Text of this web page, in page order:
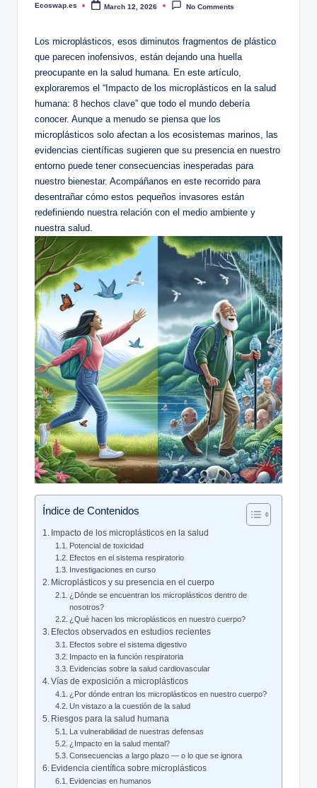
Posted
Ecoswap.es March 12, 2026 No Comments
Los microplásticos, esos diminutos fragmentos de plástico
que parecen inofensivos, están dejando una huella
preocupante en la salud humana. En este artículo,
exploraremos el “Impacto de los microplásticos en la salud
humana: 8 hechos clave” que todo el mundo debería
conocer. Aunque a menudo se piensa que los
microplásticos solo afectan a los ecosistemas marinos, las
evidencias científicas sugieren que su presencia en nuestro
entorno puede tener consecuencias inesperadas para
nuestro bienestar. Acompáñanos en este recorrido para
desentrañar cómo estos pequeños invasores están
redefiniendo nuestra relación con el medio ambiente y
nuestra salud.
Índice de Contenidos
Impacto de los microplásticos en la salud
Potencial de toxicidad
Efectos en el sistema respiratorio
Investigaciones en curso
Microplásticos y su presencia en el cuerpo
¿Dónde se encuentran los microplásticos dentro de
nosotros?
¿Qué hacen los microplásticos en nuestro cuerpo?
Efectos observados en estudios recientes
Efectos sobre el sistema digestivo
Impacto en la función respiratoria
Evidencias sobre la salud cardiovascular
Vías de exposición a microplásticos
¿Por dónde entran los microplásticos en nuestro cuerpo?
Un vistazo a la cuestión de la salud
Riesgos para la salud humana
La vulnerabilidad de nuestras defensas
¿Impacto en la salud mental?
Consecuencias a largo plazo — o lo que se ignora
Evidencia científica sobre microplásticos
Evidencias en humanos